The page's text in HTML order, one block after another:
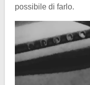
possibile di farlo.